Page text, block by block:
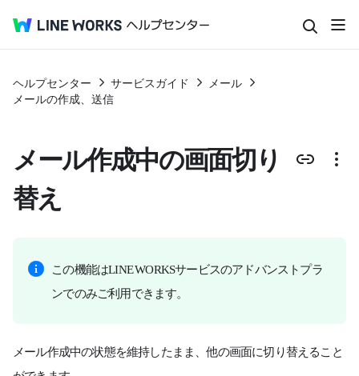
ヘルプセンター サービスガイド
メール
メールの作成、送信
メール作成中の画面切り
替え
この機能はLINE WORKSサービスのアドバンストプラ
ンでのみご利用できます。
メール作成中の状態を維持したまま、他の画面に切り替えること